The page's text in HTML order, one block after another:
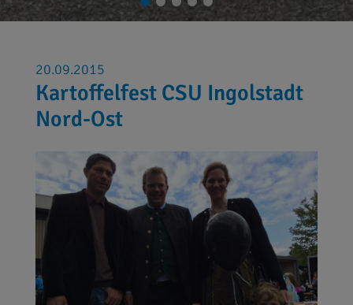
20.09.2015
Kartoffelfest CSU Ingolstadt
Nord-Ost